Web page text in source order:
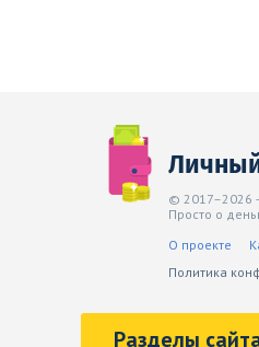
© 2017–2026
Просто о
О проекте
Политика
Разделы